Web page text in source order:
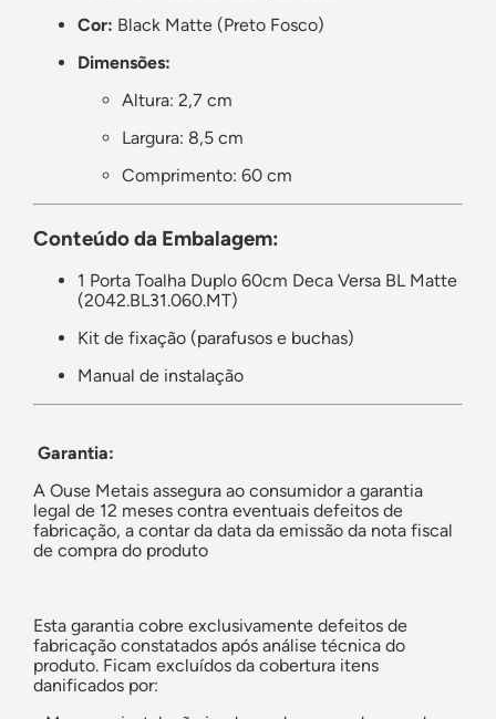
Cor: Black Matte (Preto Fosco)
Dimensões:
Altura: 2,7 cm
Largura: 8,5 cm
Comprimento: 60 cm
Conteúdo da Embalagem:
1 Porta Toalha Duplo 60cm Deca Versa BL Matte
(2042.BL31.060.MT)
Kit de fixação (parafusos e buchas)
Manual de instalação
Garantia:
A Ouse Metais assegura ao consumidor a garantia
legal de 12 meses contra eventuais defeitos de
fabricação, a contar da data da emissão da nota fiscal
de compra do produto
Esta garantia cobre exclusivamente defeitos de
fabricação constatados após análise técnica do
produto. Ficam excluídos da cobertura itens
danificados por: